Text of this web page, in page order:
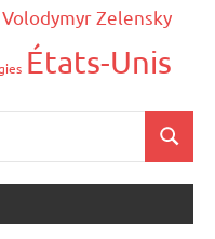
Volodymyr Zelensky
États-Unis